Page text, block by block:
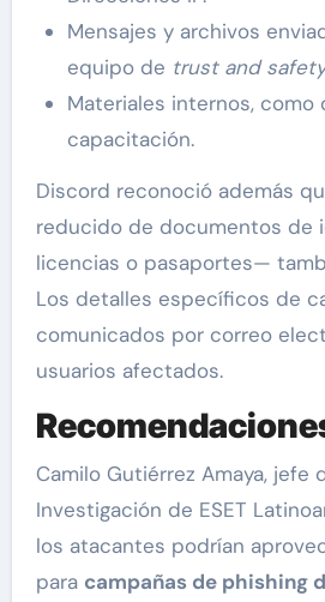
Mensajes y archivos
equipo de trust and safety
Materiales internos,
capacitación.
Discord reconoció además
reducido de documentos de
licencias o pasaportes—
Los detalles específicos de
comunicados por correo
usuarios afectados.
Camilo Gutiérrez Amaya, jefe
Investigación de ESET
los atacantes podrían
para campañas de phishing